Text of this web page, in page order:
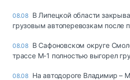
08.08 В Липецкой области
грузовым автоперевозкам после
08.08 В Сафоновском округе
трассе М-1 полностью выгорел
08.08 На автодороге Владимир –